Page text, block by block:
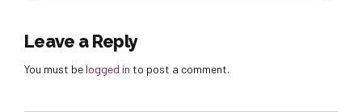
Leave a Reply
You must be logged in to post a comment.